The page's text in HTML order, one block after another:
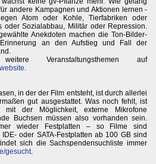
andere Kampagnen und Aktionen lernen -
Atom oder Kohle, Tierfabriken oder
oder Sozialabbau, Militär oder Repression.
Anekdoten machen die Ton-Bilder-
an den Aufstieg und Fall der
Veranstaltungsthemen auf
.
in der der Film entsteht, ist durch allerlei
gut ausgestattet. Was noch fehlt, ist
mit der Möglichkeit, externe Mikrofone
Buchsen müssen also vorhanden sein.
wieder Festplatten – so Filme sind
oder SATA-Festplatten ab 100 GB sind
sich die Sachspendensuchliste immer
gesucht.